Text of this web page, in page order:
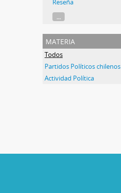
Reseña
...
materia
Todos
Partidos Políticos chilenos
Actividad Política